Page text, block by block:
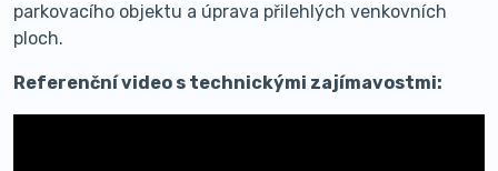
parkovacího objektu a úprava přilehlých venkovních
ploch.
Referenční video s technickými zajímavostmi: